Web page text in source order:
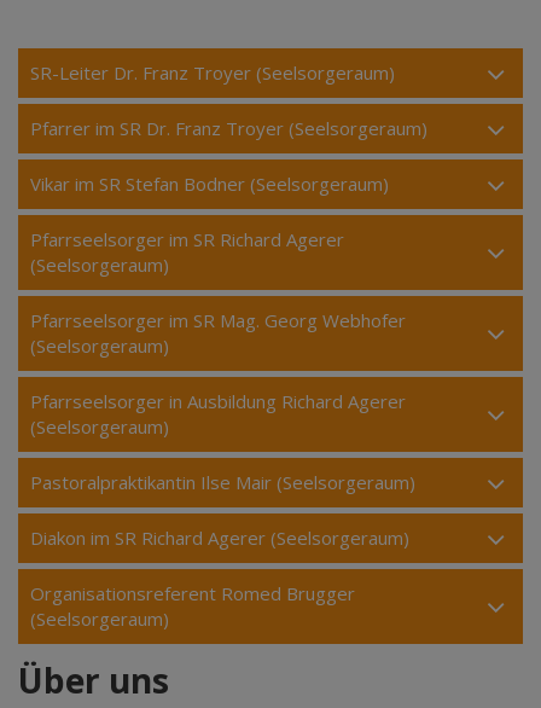
SR-Leiter Dr. Franz Troyer (Seelsorgeraum)
Pfarrer im SR Dr. Franz Troyer (Seelsorgeraum)
Vikar im SR Stefan Bodner (Seelsorgeraum)
Pfarrseelsorger im SR Richard Agerer
(Seelsorgeraum)
Pfarrseelsorger im SR Mag. Georg Webhofer
(Seelsorgeraum)
Pfarrseelsorger in Ausbildung Richard Agerer
(Seelsorgeraum)
Pastoralpraktikantin Ilse Mair (Seelsorgeraum)
Diakon im SR Richard Agerer (Seelsorgeraum)
Organisationsreferent Romed Brugger
(Seelsorgeraum)
Über uns